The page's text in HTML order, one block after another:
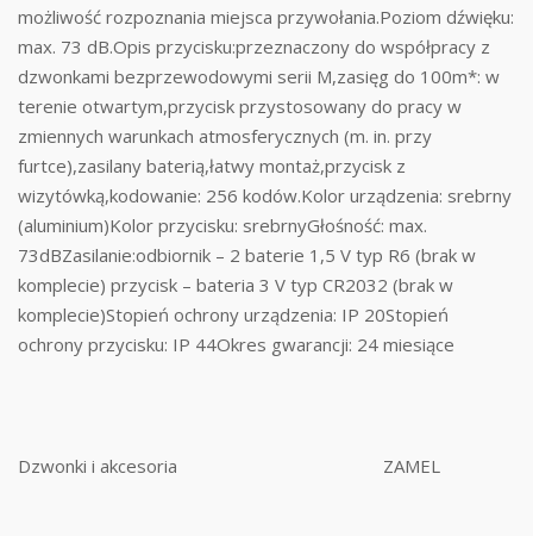
możliwość rozpoznania miejsca przywołania.Poziom dźwięku:
max. 73 dB.Opis przycisku:przeznaczony do współpracy z
dzwonkami bezprzewodowymi serii M,zasięg do 100m*: w
terenie otwartym,przycisk przystosowany do pracy w
zmiennych warunkach atmosferycznych (m. in. przy
furtce),zasilany baterią,łatwy montaż,przycisk z
wizytówką,kodowanie: 256 kodów.Kolor urządzenia: srebrny
(aluminium)Kolor przycisku: srebrnyGłośność: max.
73dBZasilanie:odbiornik – 2 baterie 1,5 V typ R6 (brak w
komplecie) przycisk – bateria 3 V typ CR2032 (brak w
komplecie)Stopień ochrony urządzenia: IP 20Stopień
ochrony przycisku: IP 44Okres gwarancji: 24 miesiące
Dzwonki i akcesoria ZAMEL